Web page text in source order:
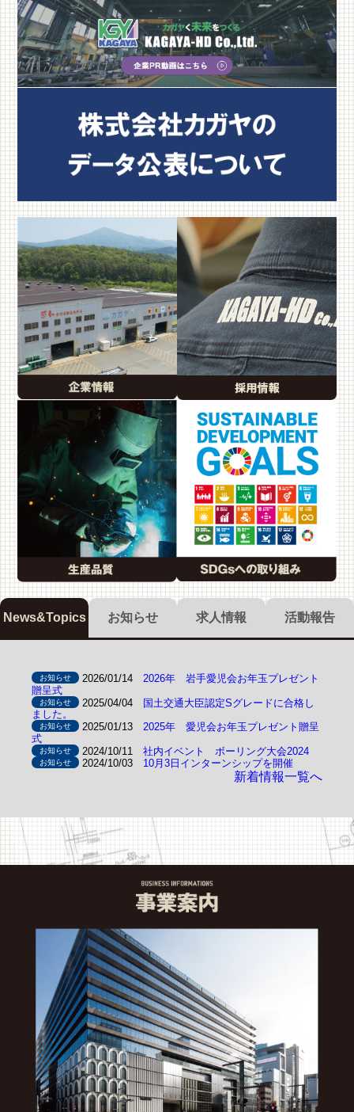
News&Topics お知らせ 求人情報 活動報告
お知らせ 2026/01/14 2026年 岩手愛児会お年玉プレゼント
贈呈式
お知らせ 2025/04/04 国土交通大臣認定Sグレードに合格し
ました。
お知らせ 2025/01/13 2025年 愛児会お年玉プレゼント贈呈
式
お知らせ 2024/10/11 社内イベント ボーリング大会2024
お知らせ 2024/10/03 10月3日インターンシップを開催
新着情報一覧へ